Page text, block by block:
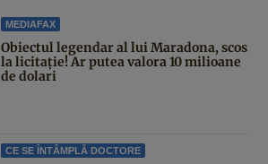
MEDIAFAX
Obiectul legendar al lui Maradona, scos
la licitație! Ar putea valora 10 milioane
de dolari
CE SE ÎNTÂMPLĂ DOCTORE